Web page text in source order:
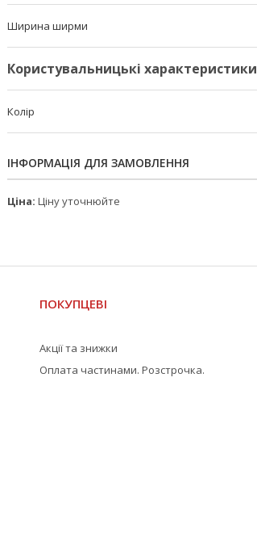
Ширина ширми
Користувальницькі характеристики
Колір
ІНФОРМАЦІЯ ДЛЯ ЗАМОВЛЕННЯ
Ціна: Ціну уточнюйте
ПОКУПЦЕВІ
Акції та знижки
Оплата частинами. Розстрочка.